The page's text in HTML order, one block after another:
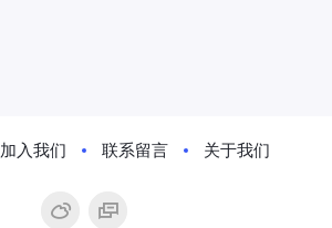
加入我们 联系留言 关于我们